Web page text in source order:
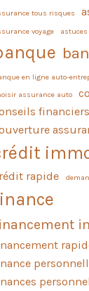
tous risques
voyage
en ligne auto-
assurance auto
financiers
rapide